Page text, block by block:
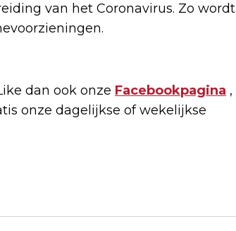
van het Coronavirus. Zo wordt
dan ook onze Facebookpagina ,
onze dagelijkse of wekelijkse